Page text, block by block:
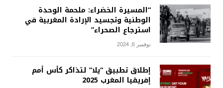
“المسيرة الخضراء: ملحمة الوحدة
الوطنية وتجسيد الإرادة المغربية في
استرجاع الصحراء”
نوفمبر 6, 2024
إطلاق تطبيق “يلا” لتذاكر كأس أمم
إفريقيا المغرب 2025